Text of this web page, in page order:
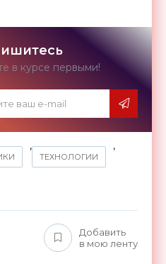
в курсе первыми!
,
ТЕХНОЛОГИИ
,
Добавить
в мою ленту